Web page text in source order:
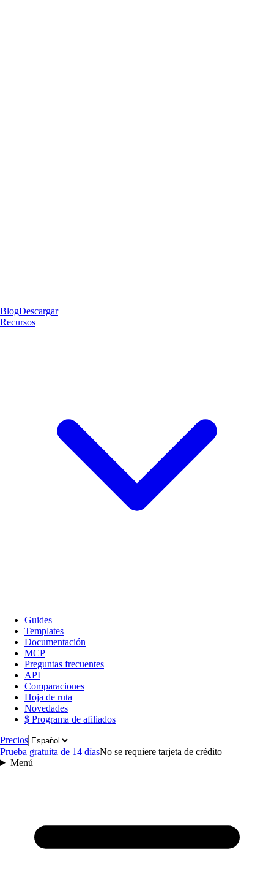
BlogDescargar
Recursos
Guides
Templates
Documentación
MCP
Preguntas frecuentes
API
Comparaciones
Hoja de ruta
Novedades
$ Programa de afiliados
PreciosIdioma
Prueba gratuita de 14 díasNo se requiere tarjeta de crédito
Menú